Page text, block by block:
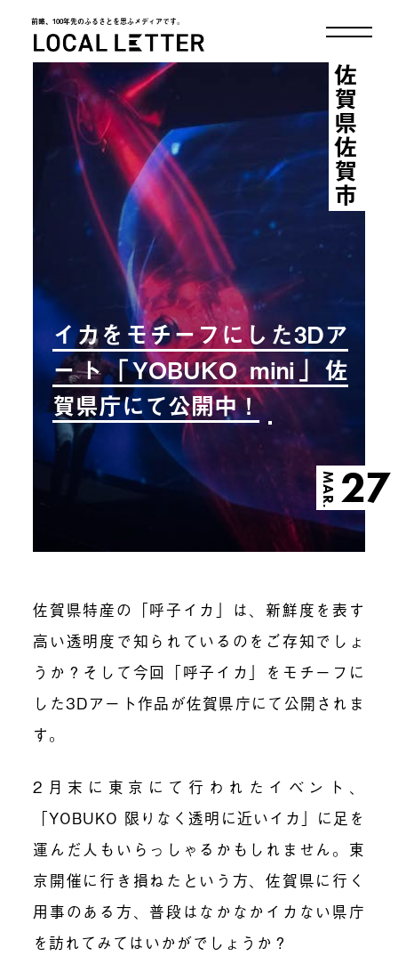
前略、100年先のふるさとを思ふメディアです。
LOCAL LETTER
イカをモチーフにした3Dア
ート「YOBUKO mini」佐
賀県庁にて公開中！
MAR. 27
佐賀県佐賀市
佐賀県特産の「呼子イカ」は、新鮮度を表す
高い透明度で知られているのをご存知でしょ
うか？そして今回「呼子イカ」をモチーフに
した3Dアート作品が佐賀県庁にて公開されま
す。
2月末に東京にて行われたイベント、
「YOBUKO 限りなく透明に近いイカ」に足を
運んだ人もいらっしゃるかもしれません。東
京開催に行き損ねたという方、佐賀県に行く
用事のある方、普段はなかなかイカない県庁
を訪れてみてはいかがでしょうか？